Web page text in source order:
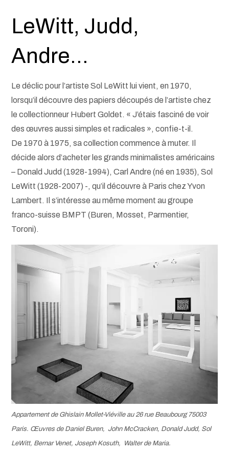
LeWitt, Judd,
Andre…
Le déclic pour l’artiste Sol LeWitt lui vient, en 1970,
lorsqu’il découvre des papiers découpés de l’artiste chez
le collectionneur Hubert Goldet. « J’étais fasciné de voir
des œuvres aussi simples et radicales », confie-t-il.
De 1970 à 1975, sa collection commence à muter. Il
décide alors d’acheter les grands minimalistes américains
– Donald Judd (1928-1994), Carl Andre (né en 1935), Sol
LeWitt (1928-2007) -, qu’il découvre à Paris chez Yvon
Lambert. Il s’intéresse au même moment au groupe
franco-suisse BMPT (Buren, Mosset, Parmentier,
Toroni).
Appartement de Ghislain Mollet-Viéville au 26 rue Beaubourg 75003
Paris. Œuvres de Daniel Buren, John McCracken, Donald Judd, Sol
LeWitt, Bernar Venet, Joseph Kosuth, Walter de Maria.